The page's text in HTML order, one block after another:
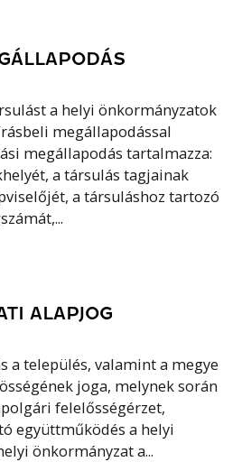
a helyi önkormányzatok
megállapodással
megállapodás tartalmazza:
a társulás tagjainak
a társuláshoz tartozó
ALAPJOG
a település, valamint a megye
joga, melynek során
felelősségérzet,
együttműködés a helyi
önkormányzat a...